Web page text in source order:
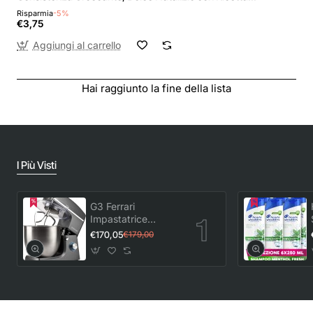
Artigianale, Qualità Extra, Formato Rotondo, Torrone
tradizionale, 150 g
Risparmia-5%
€3,75
Aggiungi al carrello
Hai raggiunto la fine della lista
I Più Visti
G3 Ferrari
Impastatrice
Planetaria con
Tirapasta Pastaio
10&Lode G20113,
€170,05€179,00